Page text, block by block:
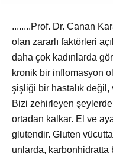
........Prof. Dr. Canan
olan zararlı faktörleri
daha çok kadınlarda
kronik bir inflomasyon
şişliği bir hastalık değil,
Bizi zehirleyen
ortadan kalkar. El ve
glutendir. Gluten
unlarda, karbonhidratta